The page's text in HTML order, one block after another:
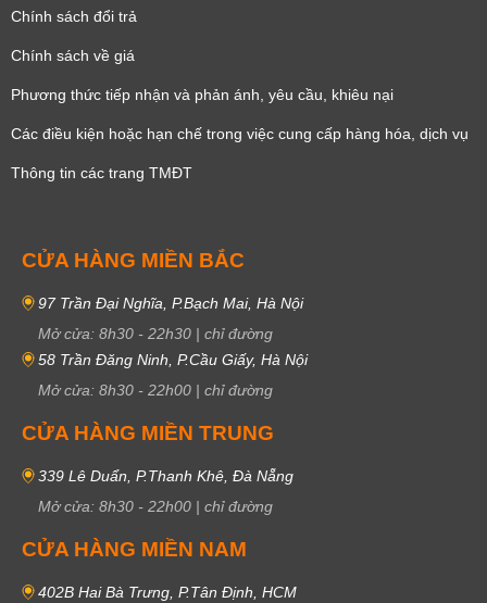
Chính sách đổi trả
Chính sách về giá
Phương thức tiếp nhận và phản ánh, yêu cầu, khiêu nại
Các điều kiện hoặc hạn chế trong việc cung cấp hàng hóa, dịch vụ
Thông tin các trang TMĐT
CỬA HÀNG MIỀN BẮC
97 Trần Đại Nghĩa, P.Bạch Mai, Hà Nội
Mở cửa: 8h30 - 22h30 | chỉ đường
58 Trần Đăng Ninh, P.Cầu Giấy, Hà Nội
Mở cửa: 8h30 - 22h00 | chỉ đường
CỬA HÀNG MIỀN TRUNG
339 Lê Duẩn, P.Thanh Khê, Đà Nẵng
Mở cửa: 8h30 - 22h00 | chỉ đường
CỬA HÀNG MIỀN NAM
402B Hai Bà Trưng, P.Tân Định, HCM